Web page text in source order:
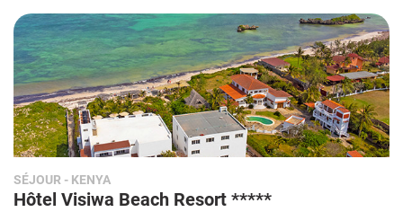
SÉJOUR - KENYA
Hôtel Visiwa Beach Resort *****